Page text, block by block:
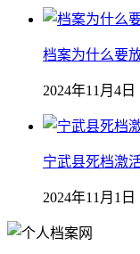
档案为什么要
2024年11月4日
宁武县死档激
2024年11月1日